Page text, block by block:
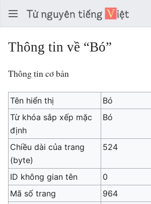
Thông tin về “Bó”
Thông tin cơ bản
Tên hiển thị
Bó
Từ khóa sắp xếp mặc
định
Bó
Chiều dài của trang
(byte)
524
ID không gian tên
0
Mã số trang
964